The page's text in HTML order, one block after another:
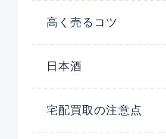
高く売るコツ
日本酒
宅配買取の注意点